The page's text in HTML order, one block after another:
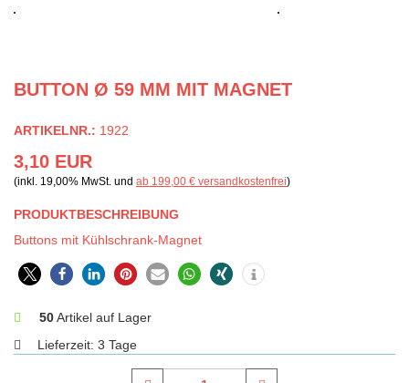
BUTTON Ø 59 MM MIT MAGNET
ARTIKELNR.: 1922
3,10 EUR
(inkl. 19,00% MwSt. und ab 199,00 € versandkostenfrei)
PRODUKTBESCHREIBUNG
Buttons mit Kühlschrank-Magnet
0
50Artikel auf Lager
Lieferzeit: 3 Tage